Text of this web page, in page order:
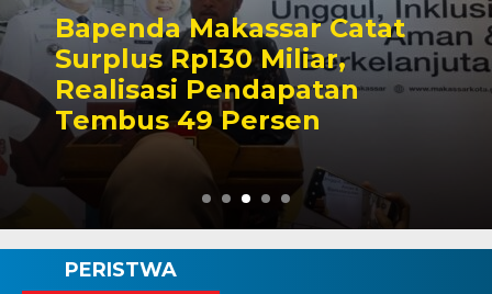
Bapenda Makassar Catat
Surplus Rp130 Miliar,
Realisasi Pendapatan
Tembus 49 Persen
PERISTWA